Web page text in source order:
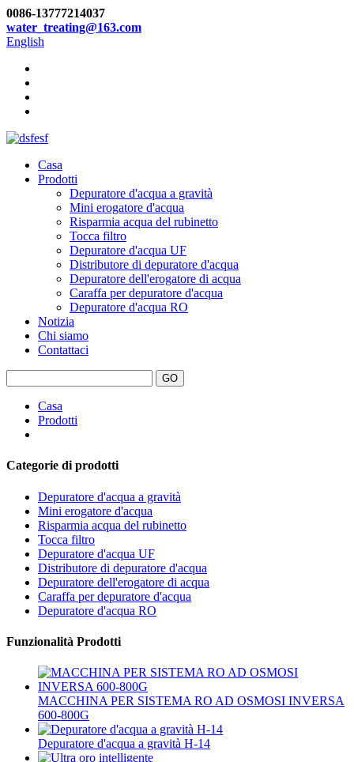
0086-13777214037
water_treating@163.com
English
Casa
Prodotti
Depuratore d'acqua a gravità
Mini erogatore d'acqua
Risparmia acqua del rubinetto
Tocca filtro
Depuratore d'acqua UF
Distributore di depuratore d'acqua
Depuratore dell'erogatore di acqua
Caraffa per depuratore d'acqua
Depuratore d'acqua RO
Notizia
Chi siamo
Contattaci
Casa
Prodotti
Categorie di prodotti
Depuratore d'acqua a gravità
Mini erogatore d'acqua
Risparmia acqua del rubinetto
Tocca filtro
Depuratore d'acqua UF
Distributore di depuratore d'acqua
Depuratore dell'erogatore di acqua
Caraffa per depuratore d'acqua
Depuratore d'acqua RO
Funzionalità Prodotti
MACCHINA PER SISTEMA RO AD OSMOSI INVERSA
600-800G
Depuratore d'acqua a gravità H-14